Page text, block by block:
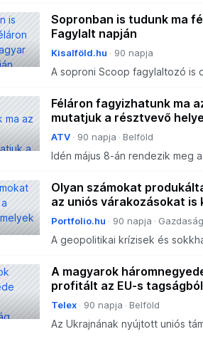
Sopronban is tudunk ma
Fagylalt napján
Kisalföld.hu 90 napja
A soproni Scoop fagylaltozó is
Féláron fagyizhatunk ma
mutatjuk a résztvevő
ATV 90 napja Belföld
Idén május 8-án rendezik meg
kedvenc ízeinket.
Olyan számokat
az uniós várakozásokat is
Portfolio.hu 90 napja Gazdaság
A geopolitikai krízisek és
felmérése, amely szerint még
Eur
A magyarok
profitált az EU-s tagságból
Telex 90 napja Belföld
Az Ukrajnának nyújtott uniós